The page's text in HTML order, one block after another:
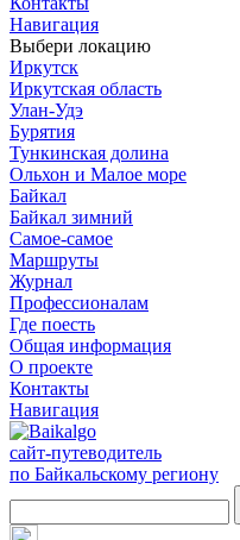
Навигация
Выбери локацию
Иркутск
Иркутская область
Улан-Удэ
Бурятия
Тункинская долина
Ольхон и Малое море
Байкал
Байкал зимний
Самое-самое
Маршруты
Журнал
Профессионалам
Где поесть
Общая информация
О проекте
Контакты
Навигация
сайт-путеводитель
по Байкальскому региону